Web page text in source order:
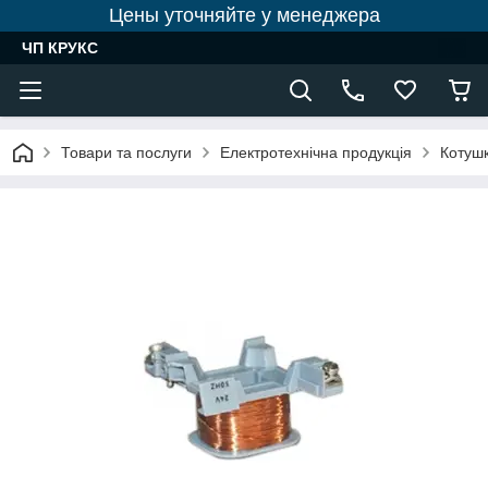
Цены уточняйте у менеджера
ЧП КРУКС
Товари та послуги Електротехнічна продукція